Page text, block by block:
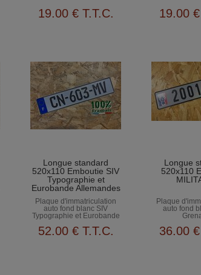
19.00 € T.T.C. 19.00 €
Longue standard
520x110 Emboutie SIV
Typographie et
Eurobande Allemandes
Plaque d'immatriculation
auto fond blanc SIV
Typographie et Eurobande
52.00 € T.T.C.
Longue
520x110
Plaque
auto fond
36.00 €